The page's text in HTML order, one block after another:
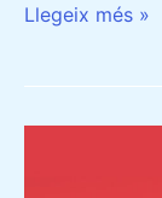
Llegeix més »